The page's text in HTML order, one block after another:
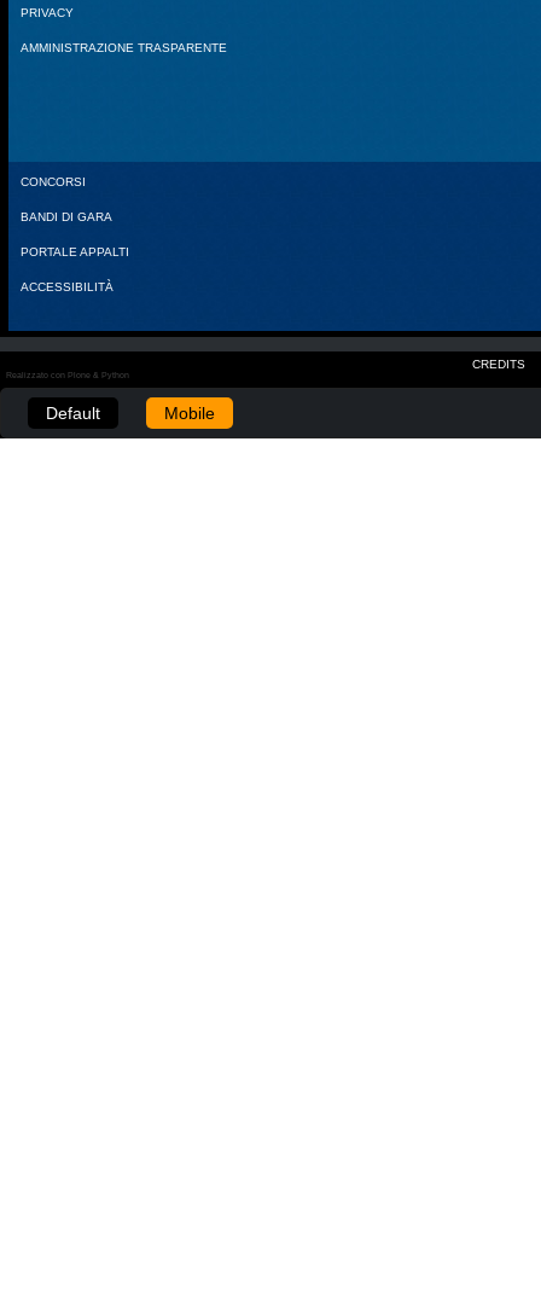
PRIVACY
AMMINISTRAZIONE TRASPARENTE
CONCORSI
BANDI DI GARA
PORTALE APPALTI
ACCESSIBILITÀ
CREDITS
Realizzato con Plone & Python
Default Mobile